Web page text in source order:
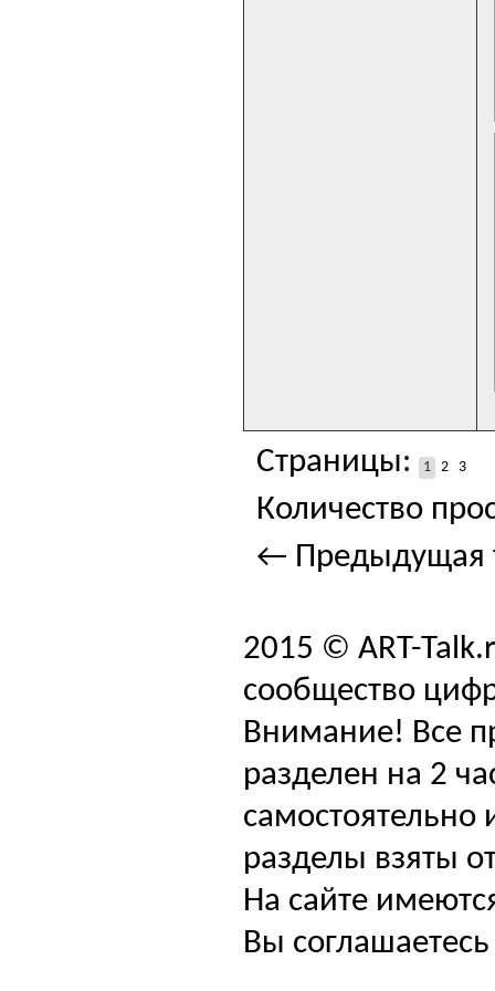
Страницы: 1 2 3
Количество
← Предыдущая
2015 © ART-
сообщество
Внимание! Все
разделен на 2
самостоятельно
разделы взяты
На сайте
Вы